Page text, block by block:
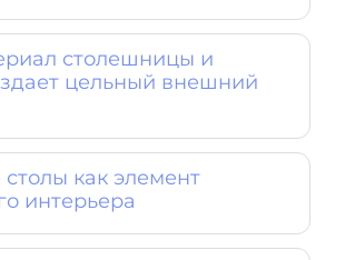
столешницы и
цельный внешний
как элемент
интерьера